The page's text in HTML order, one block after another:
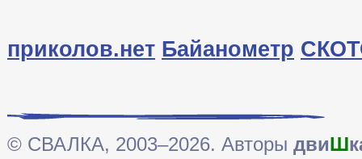
приколов.нет Байанометр
© СВАЛКА, 2003–2026. Авторы двиШ